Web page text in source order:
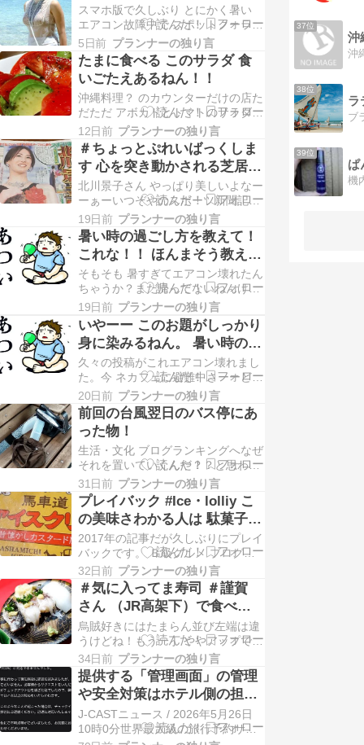
スマホ版で久しぶり とにかく暑い
エアコン故障中で スポットクーラー
でも借りる事になりそうやなー 死な
ない程度に商業施設に逃げるのが一
番 夜はネカフェだわ 続きを読む
5日前 プランナーの独り言
たまに食べる このサラダ 食
いごたえあるねん！！
沖縄料理？ のカウンターだけの店た
だただ アボカドとトマトのサラダな
んだがここの店のママが切るサイズ
が丁度いいから食べやすいそれをオ
リオンビールで流し込むとこれまた
うまいねん 続きを読む
12日前 プランナーの独り言
＃ちょっとぷれいばっくしま
す 心を突き動かされる芝居を
しようと目が覚めた、新しい
扉がひらかれた ｂｙ ＃北川
景子 さんやで！
北川景子さん やっぱり美しいよなー
ーぁーいつぞやのスポーツ新聞記事
思わず撮ってしまったやん！！『ナ
イトフラワー』Blu-ray豪華版【Blu-
ray】 [ 北川景子 ]
19日前 プランナーの独り言
暑い時の過ごし方を教えて！
これな！！ ほんまそう教え
て。 エアコン動かんねん。
そもそも 暑すぎてエアコン壊れたん
ちゃうか？まだ帰ってないねんけ
ど。ああのエアコン動かん部屋に戻
るのはどう整理したらどう行動した
らええのかわからん。ちなみに マン
ションの管理会社に連絡したら一応
見に来てくれるらしいねんけど経年
劣化あたりが理由じゃない限り自己
負担になるかも？どーー…
19日前 プランナーの独り言
いやーー このお題がしっかり
身に染みるねん。 暑い時の過
ごし方を教えて！ 実はここに
きてエアコンぶっ壊れたわ！
久々の投稿がこれエアコン壊れまし
た。今 ネカフェに避難中さーーどう
したものか？新規で買うと高石
え？？ 文字変換おかしくない？高い
し、、高石じゃない高いし、、、て
なわけでスポットクーラーでもレン
タルしますかね？
20日前 プランナーの独り言
前回の台風翌日のバス停にあ
った物！
生活・文化 ブログランキングへなぜ
それを置いていくんや？？と思わず
言ってしまった。ランチボックス置
いてけぼり。そうそうこの前の台風
の日バス停に食べた後？のランチボ
ックスが忘れられていた
pic.twitter.com/czIbMfskvT— プラン
ナーの戯言 (@pNWBLIWc…
31日前 プランナーの独り言
プレイバック #Ice・lolliy こ
の美味さわかる人は 駄菓子好
き！ 馬車道アイスクリン ＃
アイスクリン ＃ファミリーマ
ート
2017年の記事だが久しぶりにプレイ
バックです。 Ｂ級グルメ ブログラ
ンキングへ懐かしい味みつけ！！そ
う カスタード味。ファミリーマート
に売っていた。書いてある通り懐か
しい味だ。またたくまに溶けるとあ
る。見た目は やっぱり懐かしい色や
っぱり 溶けるの早かった。でーーー
ーよーーーく…
32日前 プランナーの独り言
＃気に入ってま寿司 ＃謹賀
さん （JR高架下）で食べる
寿司は 好きなものオンパレー
ド。
烏賊好きにはたまらん並び左端は違
うけどね！もう一丁 ややアップで左
は炙り鰯です。やっぱり寿司といえ
ばこれいるっしょ 赤だし関西人なら
尚更いるねん！基本すべてのお寿司
が安いやっぱり追加にも烏賊ゲソが
メインですうどん ひもかわうどん
帯麺 乾麺 めん4袋 8人前 濃縮つゆ8
34日前 プランナーの独り言
提供する「管理画面」の管理
や安全対策はホテル側の担当
範囲と主張。＃Booking.com
経由の予約情報流出、日本法
J-CASTニュース / 2026年5月26日
10時0分世界最大級の旅行予約サイ
37位
沖
38位
ラ
39位